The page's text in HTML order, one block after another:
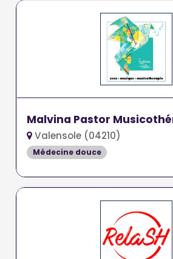
Malvina Pastor
Valensole (04210)
Médecine douce